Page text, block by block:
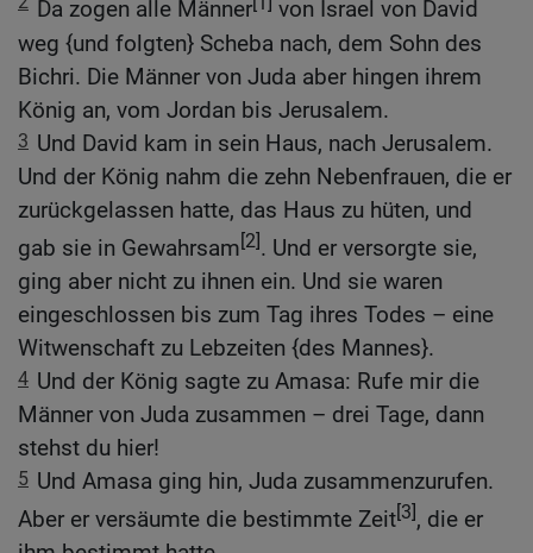
Da zogen alle Männer
von Israel von David
weg {und folgten} Scheba nach, dem Sohn des
Bichri. Die Männer von Juda aber hingen ihrem
König an, vom Jordan bis Jerusalem.
3 Und David kam in sein Haus, nach Jerusalem.
Und der König nahm die zehn Nebenfrauen, die er
zurückgelassen hatte, das Haus zu hüten, und
gab sie in Gewahrsam[2]. Und er versorgte sie,
ging aber nicht zu ihnen ein. Und sie waren
eingeschlossen bis zum Tag ihres Todes – eine
Witwenschaft zu Lebzeiten {des Mannes}.
4 Und der König sagte zu Amasa: Rufe mir die
Männer von Juda zusammen – drei Tage, dann
stehst du hier!
5 Und Amasa ging hin, Juda zusammenzurufen.
Aber er versäumte die bestimmte Zeit[3], die er